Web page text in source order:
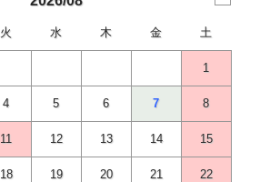
火 水 木 金 土
1
4 5 6 7 8
11 12 13 14 15
18 19 20 21 22